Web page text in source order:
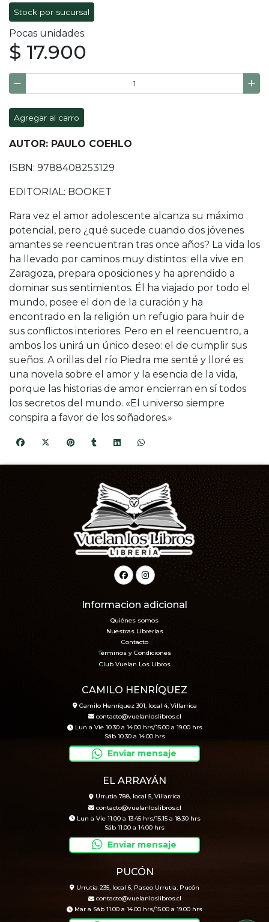
Stock por sucursal
Pocas unidades.
$ 17.900
Agregar al carro
AUTOR: PAULO COEHLO
ISBN: 9788408253129
EDITORIAL: BOOKET
Rara vez el amor adolescente alcanza su máximo
potencial, pero ¿qué sucede cuando dos jóvenes
amantes se reencuentran tras once años? La vida los
ha llevado por caminos muy distintos: ella vive en
Zaragoza, prepara oposiciones y ha aprendido a
dominar sus sentimientos. Él ha viajado por todo el
mundo, posee el don de la curación y ha
encontrado en la religión un refugio para huir de
sus conflictos interiores. Pero en el reencuentro, a
ambos los unirá un único deseo: el de cumplir sus
sueños. A orillas del río Piedra me senté y lloré es
una novela sobre el amor y la esencia de la vida,
porque las historias de amor encierran en sí todos
los secretos del mundo. «El universo siempre
conspira a favor de los soñadores.»
Informacion adicional
Quiénes somos
Nuestras Librerías
Contacto
Términos y Condiciones
Club Vuelan Los Libros
CAMILO HENRÍQUEZ
Camilo Henríquez 301, local 4, Villarrica
contacto@vuelanloslibros.cl
Lun a Vie 10.30 a 14.00 hrs/15.00 a 19.00 hrs
Sáb 10.30 a 14.00 hrs
Enviar mensaje
EL ARRAYÁN
Urrutia 788, local 5, Villarrica
contacto@vuelanloslibros.cl
Lun a Vie 11.00 a 13.45 hrs/15.15 a 18.30 hrs
Sáb 11.00 a 14.00 hrs
Enviar mensaje
PUCÓN
Urrutia 235, local 6, Paseo Urrutia, Pucón
contacto@vuelanloslibros.cl
Mar a Sáb 11.00 a 14.00 hrs/15.00 a 19.00 hrs